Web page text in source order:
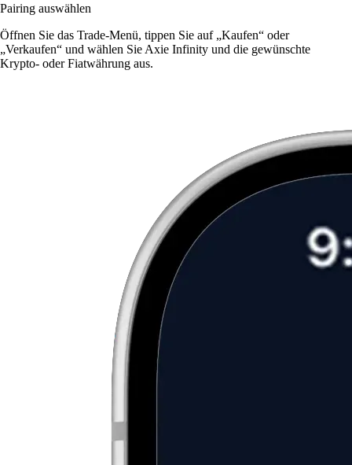
Pairing auswählen
Öffnen Sie das Trade-Menü, tippen Sie auf „Kaufen“ oder
„Verkaufen“ und wählen Sie Axie Infinity und die gewünschte
Krypto- oder Fiatwährung aus.